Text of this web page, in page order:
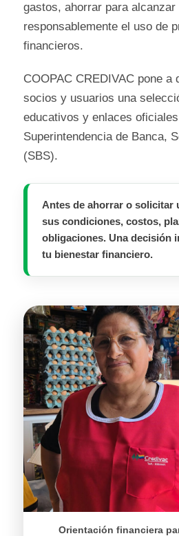
gastos, ahorrar para
responsablemente el uso de
financieros.
COOPAC CREDIVAC pone a
socios y usuarios una
educativos y enlaces
Superintendencia de Banca,
(SBS).
Antes de ahorrar o solicitar
sus condiciones, costos,
obligaciones. Una decisión
tu bienestar financiero.
Orientación financiera